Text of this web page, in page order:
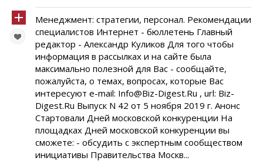
Менеджмент: стратегии, персонал. Рекомендации
специалистов Интернет - бюллетень Главный
редактор - Александр Куликов Для того чтобы
информация в рассылках и на сайте была
максимально полезной для Вас - сообщайте,
пожалуйста, о темах, вопросах, которые Вас
интересуют e-mail: Info@Biz-Digest.Ru , url: Biz-
Digest.Ru Выпуск N 42 от 5 ноября 2019 г. Анонс
Стартовали Дней московской конкуренции На
площадках Дней московской конкуренции вы
сможете: - обсудить с экспертным сообществом
инициативы Правительства Москв...